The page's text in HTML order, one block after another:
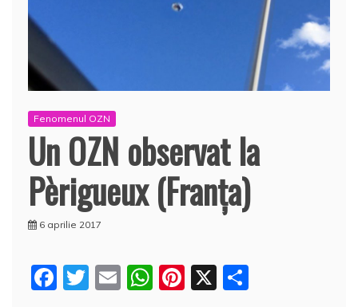
Fenomenul OZN
Un OZN observat la
Pèrigueux (Franţa)
6 aprilie 2017
F
T
E
W Pi X